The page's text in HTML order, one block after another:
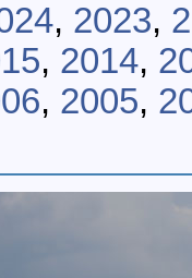
, 2023,
, 2014,
, 2005,